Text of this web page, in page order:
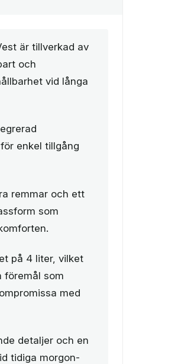
är tillverkad av
och
vid långa
enkel tillgång
remmar och ett
som
på 4 liter, vilket
föremål som
med
detaljer och en
tidiga morgon-